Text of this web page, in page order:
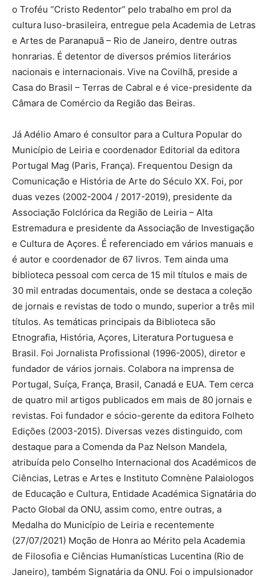
o Troféu “Cristo Redentor” pelo trabalho em prol da
cultura luso-brasileira, entregue pela Academia de Letras
e Artes de Paranapuã – Rio de Janeiro, dentre outras
honrarias. É detentor de diversos prémios literários
nacionais e internacionais. Vive na Covilhã, preside a
Casa do Brasil – Terras de Cabral e é vice-presidente da
Câmara de Comércio da Região das Beiras.
Já Adélio Amaro é consultor para a Cultura Popular do
Município de Leiria e coordenador Editorial da editora
Portugal Mag (Paris, França). Frequentou Design da
Comunicação e História de Arte do Século XX. Foi, por
duas vezes (2002-2004 / 2017-2019), presidente da
Associação Folclórica da Região de Leiria – Alta
Estremadura e presidente da Associação de Investigação
e Cultura de Açores. É referenciado em vários manuais e
é autor e coordenador de 67 livros. Tem ainda uma
biblioteca pessoal com cerca de 15 mil títulos e mais de
30 mil entradas documentais, onde se destaca a coleção
de jornais e revistas de todo o mundo, superior a três mil
títulos. As temáticas principais da Biblioteca são
Etnografia, História, Açores, Literatura Portuguesa e
Brasil. Foi Jornalista Profissional (1996-2005), diretor e
fundador de vários jornais. Colabora na imprensa de
Portugal, Suíça, França, Brasil, Canadá e EUA. Tem cerca
de quatro mil artigos publicados em mais de 80 jornais e
revistas. Foi fundador e sócio-gerente da editora Folheto
Edições (2003-2015). Diversas vezes distinguido, com
destaque para a Comenda da Paz Nelson Mandela,
atribuída pelo Conselho Internacional dos Académicos de
Ciências, Letras e Artes e Instituto Comnène Palaiologos
de Educação e Cultura, Entidade Académica Signatária do
Pacto Global da ONU, assim como, entre outras, a
Medalha do Município de Leiria e recentemente
(27/07/2021) Moção de Honra ao Mérito pela Academia
de Filosofia e Ciências Humanísticas Lucentina (Rio de
Janeiro), também Signatária da ONU. Foi o impulsionador